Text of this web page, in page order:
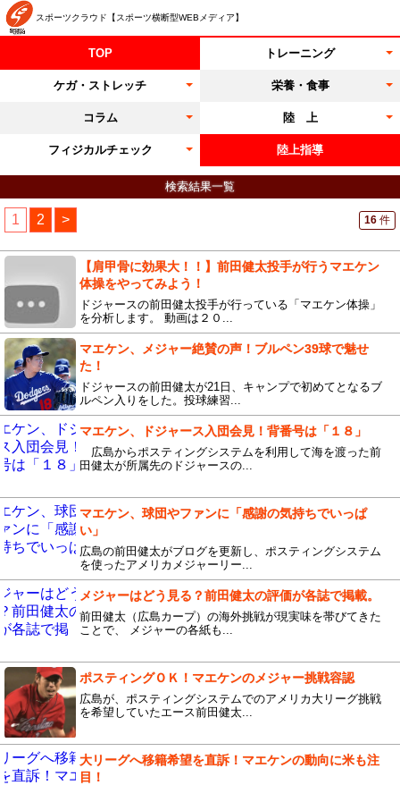
スポーツクラウド【スポーツ横断型WEBメディア】
TOP トレーニング
ケガ・ストレッチ 栄養・食事
コラム 陸 上
フィジカルチェック 陸上指導
検索結果一覧
1 2 > 16 件
【肩甲骨に効果大！！】前田健太投手が行うマエケン
体操をやってみよう！
ドジャースの前田健太投手が行っている「マエケン体操」
を分析します。 動画は２０...
マエケン、メジャー絶賛の声！ブルペン39球で魅せ
た！
ドジャースの前田健太が21日、キャンプで初めてとなるブ
ルペン入りをした。投球練習...
マエケン、ドジャース入団会見！背番号は「１８」
広島からポスティングシステムを利用して海を渡った前
田健太が所属先のドジャースの...
マエケン、球団やファンに「感謝の気持ちでいっぱ
い」
広島の前田健太がブログを更新し、ポスティングシステム
を使ったアメリカメジャーリー...
メジャーはどう見る？前田健太の評価が各誌で掲載。
前田健太（広島カープ）の海外挑戦が現実味を帯びてきた
ことで、 メジャーの各紙も...
ポスティングＯＫ！マエケンのメジャー挑戦容認
広島が、ポスティングシステムでのアメリカ大リーグ挑戦
を希望していたエース前田健太...
大リーグへ移籍希望を直訴！マエケンの動向に米も注
目！